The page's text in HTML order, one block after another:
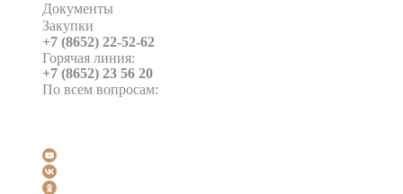
Документы
Закупки
+7 (8652) 22-52-62
Горячая линия:
+7 (8652) 23 56 20
По всем вопросам: